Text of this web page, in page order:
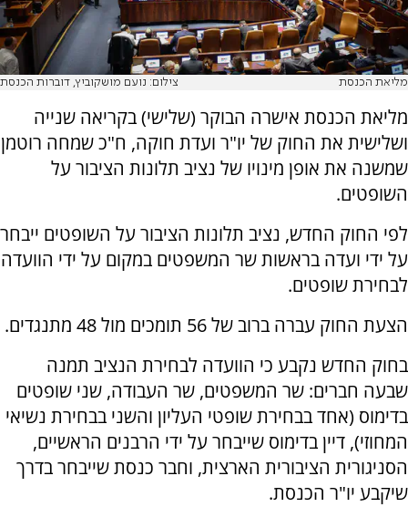
מליאת הכנסת צילום: נועם מושקוביץ, דוברות הכנסת
מליאת הכנסת אישרה הבוקר (שלישי) בקריאה שנייה
ושלישית את החוק של יו"ר ועדת חוקה, ח"כ שמחה רוטמן
שמשנה את אופן מינויו של נציב תלונות הציבור על
השופטים.
לפי החוק החדש, נציב תלונות הציבור על השופטים ייבחר
על ידי ועדה בראשות שר המשפטים במקום על ידי הוועדה
לבחירת שופטים.
הצעת החוק עברה ברוב של 56 תומכים מול 48 מתנגדים.
בחוק החדש נקבע כי הוועדה לבחירת הנציב תמנה
שבעה חברים: שר המשפטים, שר העבודה, שני שופטים
בדימוס (אחד בבחירת שופטי העליון והשני בבחירת נשיאי
המחוזי), דיין בדימוס שייבחר על ידי הרבנים הראשיים,
הסניגורית הציבורית הארצית, וחבר כנסת שייבחר בדרך
שיקבע יו"ר הכנסת.